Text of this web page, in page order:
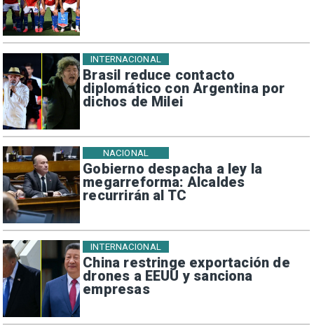
Brasil reduce contacto
diplomático con Argentina por
dichos de Milei
INTERNACIONAL
Gobierno despacha a ley la
megarreforma: Alcaldes
recurrirán al TC
NACIONAL
China restringe exportación de
drones a EEUU y sanciona
empresas
INTERNACIONAL